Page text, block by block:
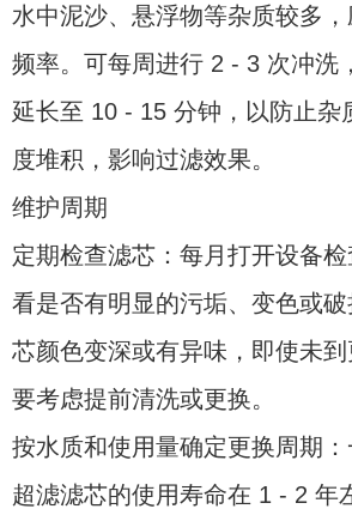
水中泥沙、悬浮物等杂质较多
频率。可每周进行 2 - 3 次冲洗
延长至 10 - 15 分钟，以防止杂
度堆积，影响过滤效果。
维护周期
定期检查滤芯：每月打开设备
看是否有明显的污垢、变色或
芯颜色变深或有异味，即使未
要考虑提前清洗或更换。
按水质和使用量确定更换周期
超滤滤芯的使用寿命在 1 - 2 年